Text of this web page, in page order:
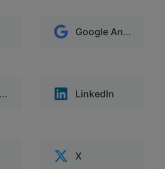
Google Analytics
LinkedIn
X